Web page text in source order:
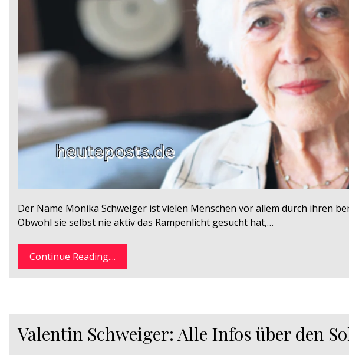
Der Name Monika Schweiger ist vielen Menschen vor allem durch ihren
Obwohl sie selbst nie aktiv das Rampenlicht gesucht hat,…
Continue Reading....
Valentin Schweiger: Alle Infos über den